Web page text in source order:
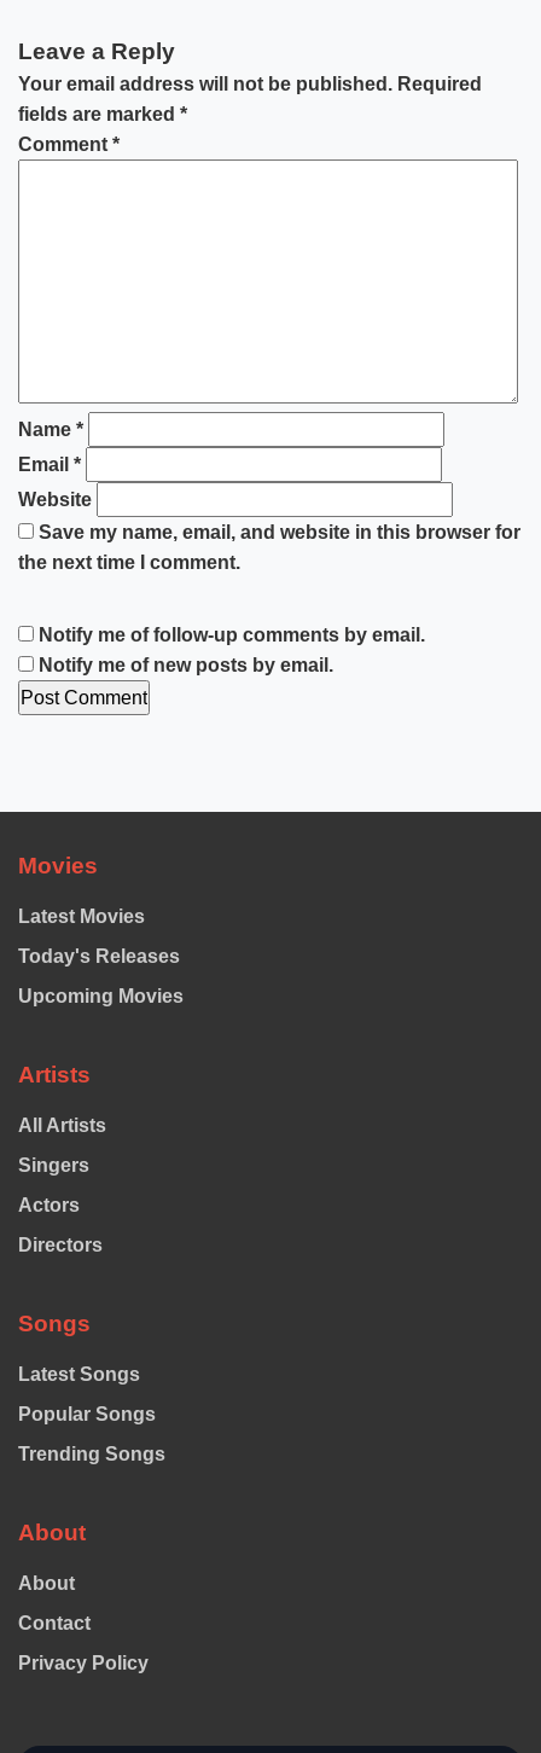
Leave a Reply
Your email address will not be published. Required
fields are marked *
Comment *
Name *
Email *
Website
Save my name, email, and website in this browser for
the next time I comment.
Notify me of follow-up comments by email.
Notify me of new posts by email.
Movies
Latest Movies
Today's Releases
Upcoming Movies
Artists
All Artists
Singers
Actors
Directors
Songs
Latest Songs
Popular Songs
Trending Songs
About
About
Contact
Privacy Policy